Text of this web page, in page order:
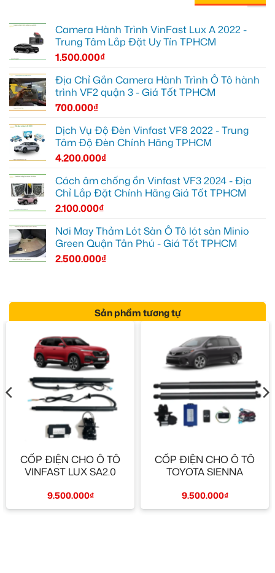
Camera Hành Trình VinFast Lux A 2022 -
Trung Tâm Lắp Đặt Uy Tín TPHCM
1.500.000₫
Địa Chỉ Gắn Camera Hành Trình Ô Tô hành
trình VF2 quận 3 - Giá Tốt TPHCM
700.000₫
Dịch Vụ Độ Đèn Vinfast VF8 2022 - Trung
Tâm Độ Đèn Chính Hãng TPHCM
4.200.000₫
Cách âm chống ồn Vinfast VF3 2024 - Địa
Chỉ Lắp Đặt Chính Hãng Giá Tốt TPHCM
2.100.000₫
Nơi May Thảm Lót Sàn Ô Tô lót sàn Minio
Green Quận Tân Phú - Giá Tốt TPHCM
2.500.000₫
Sản phẩm tương tự
CỐP ĐIỆN CHO Ô TÔ
VINFAST LUX SA2.0
9.500.000₫
CỐP ĐIỆN CHO Ô TÔ
TOYOTA SIENNA
9.500.000₫